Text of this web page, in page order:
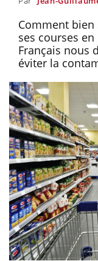
Comment bien
ses courses
Français nous
éviter la